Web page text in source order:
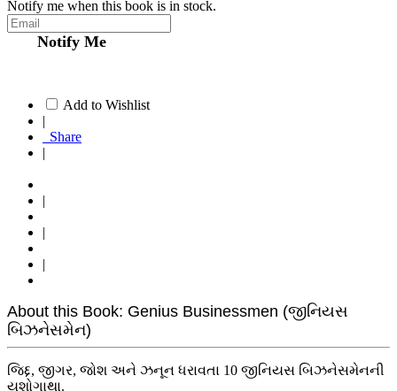
Notify me when this book is in stock.
Notify Me
Add to Wishlist
Share
About this Book: Genius Businessmen (જીનિયસ
બિઝનેસમેન)
જિદ્દ, જીગર, જોશ અને ઝનૂન ધરાવતા 10 જીનિયસ બિઝનેસમેનની
યશોગાથા.